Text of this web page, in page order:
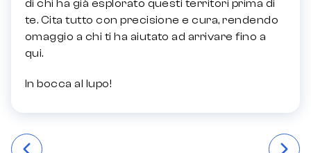
di chi ha già esplorato questi territori prima di
te. Cita tutto con precisione e cura, rendendo
omaggio a chi ti ha aiutato ad arrivare fino a
qui.
In bocca al lupo!
Навігація